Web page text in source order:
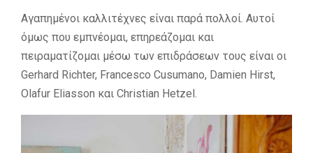
Αγαπημένοι καλλιτέχνες είναι παρά πολλοί. Αυτοί
όμως που εμπνέομαι, επηρεάζομαι και
πειραματίζομαι μέσω των επιδράσεων τους είναι οι
Gerhard Richter, Francesco Cusumano, Damien Hirst,
Olafur Eliasson και Christian Hetzel.